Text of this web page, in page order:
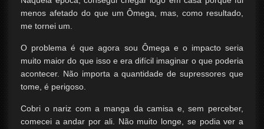
menos afetado do que um Ômega, mas, como resultado,
me tornei um.
O problema é que agora sou Ômega e o impacto seria
muito maior do que isso e era difícil imaginar o que poderia
acontecer. Não importa a quantidade de supressores que
tome, é perigoso.
Cobri o nariz com a manga da camisa e, sem perceber,
comecei a andar por ali. Não muito longe, se podia ver a